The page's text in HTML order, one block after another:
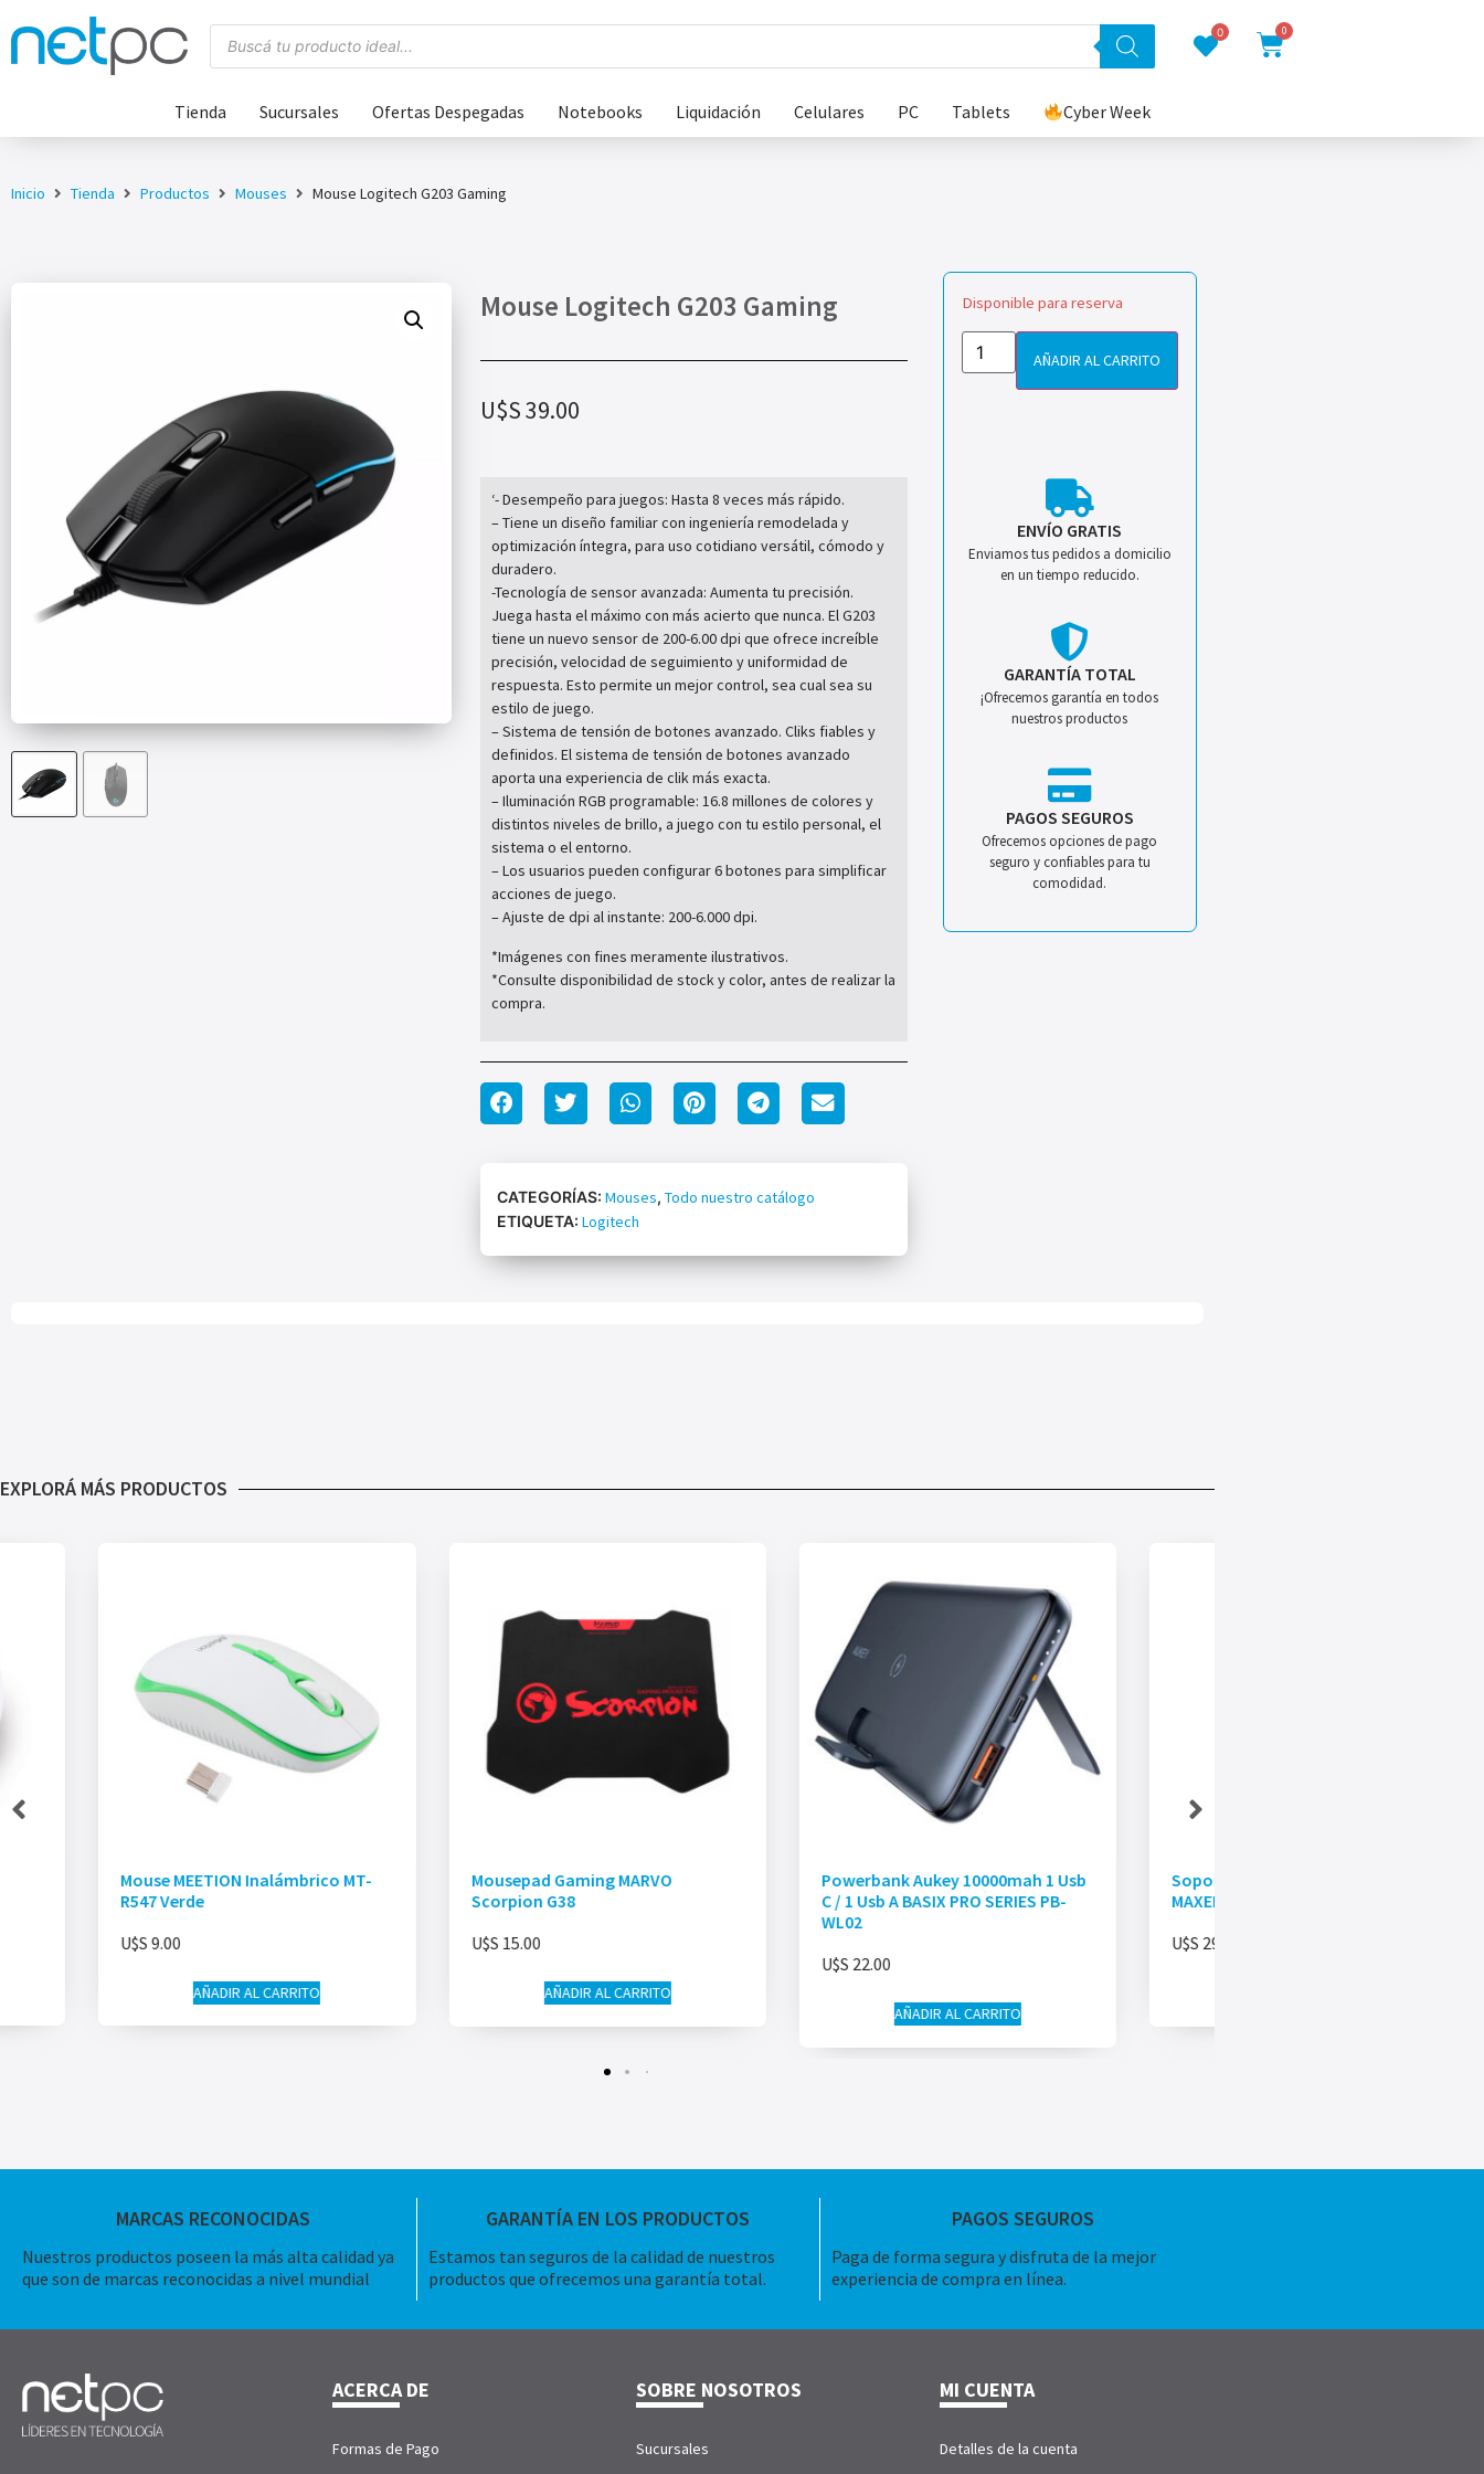
0 0
Tienda Sucursales Ofertas Despegadas Notebooks Liquidación Celulares PC Tablets Cyber Week
Inicio Tienda Productos Mouses Mouse Logitech G203 Gaming
Mouse Logitech G203 Gaming
U$S39.00
‘- Desempeño para juegos: Hasta 8 veces más rápido.
– Tiene un diseño familiar con ingeniería remodelada y
optimización íntegra, para uso cotidiano versátil, cómodo y
duradero.
-Tecnología de sensor avanzada: Aumenta tu precisión.
Juega hasta el máximo con más acierto que nunca. El G203
tiene un nuevo sensor de 200-6.00 dpi que ofrece increíble
precisión, velocidad de seguimiento y uniformidad de
respuesta. Esto permite un mejor control, sea cual sea su
estilo de juego.
– Sistema de tensión de botones avanzado. Cliks fiables y
definidos. El sistema de tensión de botones avanzado
aporta una experiencia de clik más exacta.
– Iluminación RGB programable: 16.8 millones de colores y
distintos niveles de brillo, a juego con tu estilo personal, el
sistema o el entorno.
– Los usuarios pueden configurar 6 botones para simplificar
acciones de juego.
– Ajuste de dpi al instante: 200-6.000 dpi.
*Imágenes con fines meramente ilustrativos.
*Consulte disponibilidad de stock y color, antes de realizar la
compra.
CATEGORÍAS: Mouses, Todo nuestro catálogo
ETIQUETA: Logitech
Disponible para reserva
AÑADIR AL CARRITO
ENVÍO GRATIS
Enviamos tus pedidos a domicilio
en un tiempo reducido.
GARANTÍA TOTAL
¡Ofrecemos garantía en todos
nuestros productos
PAGOS SEGUROS
Ofrecemos opciones de pago
seguro y confiables para tu
comodidad.
EXPLORÁ MÁS PRODUCTOS
Mouse MEETION Inalámbrico MT-
R547 Verde
U$S 9.00
AÑADIR AL CARRITO
Mousepad Gaming MARVO
Scorpion G38
U$S 15.00
AÑADIR AL CARRITO
Powerbank Aukey 10000mah 1 Usb
C / 1 Usb A BASIX PRO SERIES PB-
WL02
U$S 22.00
AÑADIR AL CARRITO
Soporte Para Audífonos Con HUB
MAXELL 4 Puertos USB 2.0
U$S 29.00
MARCAS RECONOCIDAS
Nuestros productos poseen la más alta calidad ya
que son de marcas reconocidas a nivel mundial
GARANTÍA EN LOS PRODUCTOS
Estamos tan seguros de la calidad de nuestros
productos que ofrecemos una garantía total.
PAGOS SEGUROS
Paga de forma segura y disfruta de la mejor
experiencia de compra en línea.
ACERCA DE
Formas de Pago
SOBRE NOSOTROS
Sucursales
MI CUENTA
Detalles de la cuenta